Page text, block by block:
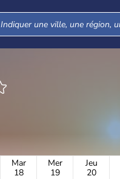
Mar
18
Mer
19
Jeu
20